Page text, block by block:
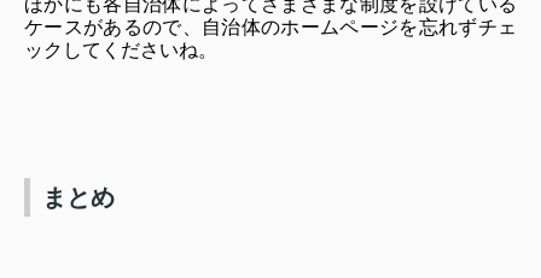
ほかにも各自治体によってさまざまな制度を設けている
ケースがあるので、自治体のホームページを忘れずチェ
ックしてくださいね。
まとめ